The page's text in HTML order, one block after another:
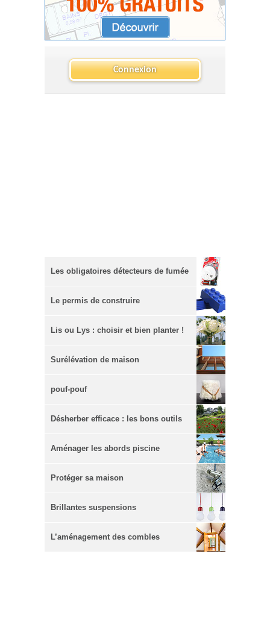
Connexion
Les obligatoires détecteurs de fumée
Le permis de construire
Lis ou Lys : choisir et bien planter !
Surélévation de maison
pouf-pouf
Désherber efficace : les bons outils
Aménager les abords piscine
Protéger sa maison
Brillantes suspensions
L’aménagement des combles